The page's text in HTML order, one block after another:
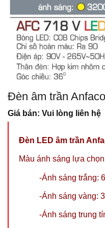
Đèn âm trần
Giá bán: Vui lòng liên hệ
Đèn LED âm trần
Màu ánh sáng lựa
-Ánh sáng trắng:
-Ánh sáng vàng:
-Ánh sáng trung